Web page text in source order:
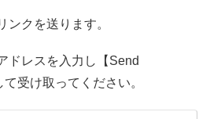
ンクを送ります。
ドレスを入力し【Send
受け取ってください。